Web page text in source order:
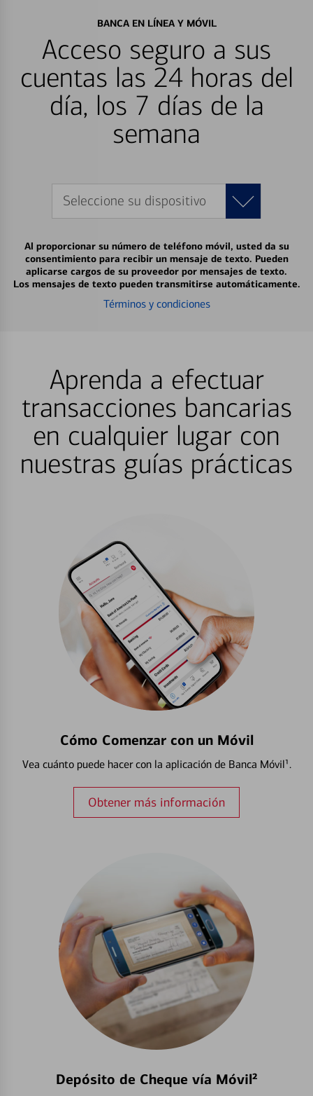
BANCA EN LÍNEA Y MÓVIL
Acceso seguro a sus
cuentas las 24 horas del
día, los 7 días de la
semana
Seleccione su dispositivo
Al proporcionar su número de teléfono móvil, usted da su
consentimiento para recibir un mensaje de texto. Pueden
aplicarse cargos de su proveedor por mensajes de texto.
Los mensajes de texto pueden transmitirse automáticamente.
Términos y condiciones
Aprenda a efectuar
transacciones bancarias
en cualquier lugar con
nuestras guías prácticas
Cómo Comenzar con un Móvil
Vea cuánto puede hacer con la aplicación de Banca Móvil¹.
Obtener más información
Depósito de Cheque vía Móvil²